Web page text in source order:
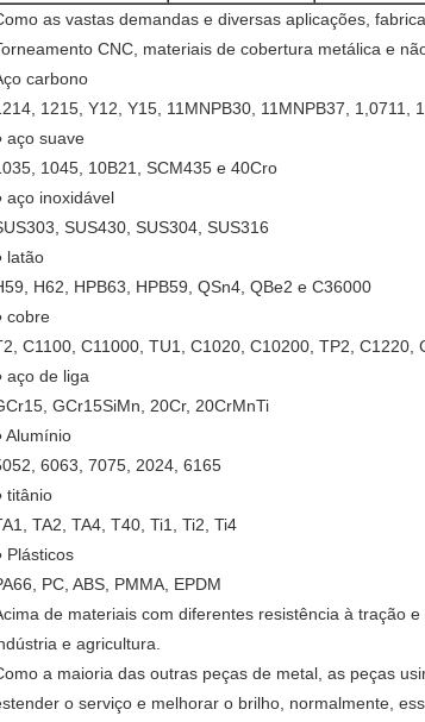
as vastas demandas e diversas aplicações,
CNC, materiais de cobertura metálica e
carbono
1215, Y12, Y15, 11MNPB30, 11MNPB37, 1,0711,
aço suave
1045, 10B21, SCM435 e 40Cro
aço inoxidável
SUS430, SUS304, SUS316
latão
H62, HPB63, HPB59, QSn4, QBe2 e C36000
cobre
C1100, C11000, TU1, C1020, C10200, TP2, C1220,
aço de liga
GCr15SiMn, 20Cr, 20CrMnTi
Alumínio
6063, 7075, 2024, 6165
titânio
TA2, TA4, T40, Ti1, Ti2, Ti4
Plásticos
PC, ABS, PMMA, EPDM
de materiais com diferentes resistência à tração
e agricultura.
a maioria das outras peças de metal, as peças
o serviço e melhorar o brilho, normalmente,